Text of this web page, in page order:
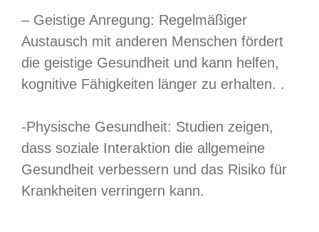
– Geistige Anregung: Regelmäßiger
Austausch mit anderen Menschen fördert
die geistige Gesundheit und kann helfen,
kognitive Fähigkeiten länger zu erhalten. .
-Physische Gesundheit: Studien zeigen,
dass soziale Interaktion die allgemeine
Gesundheit verbessern und das Risiko für
Krankheiten verringern kann.